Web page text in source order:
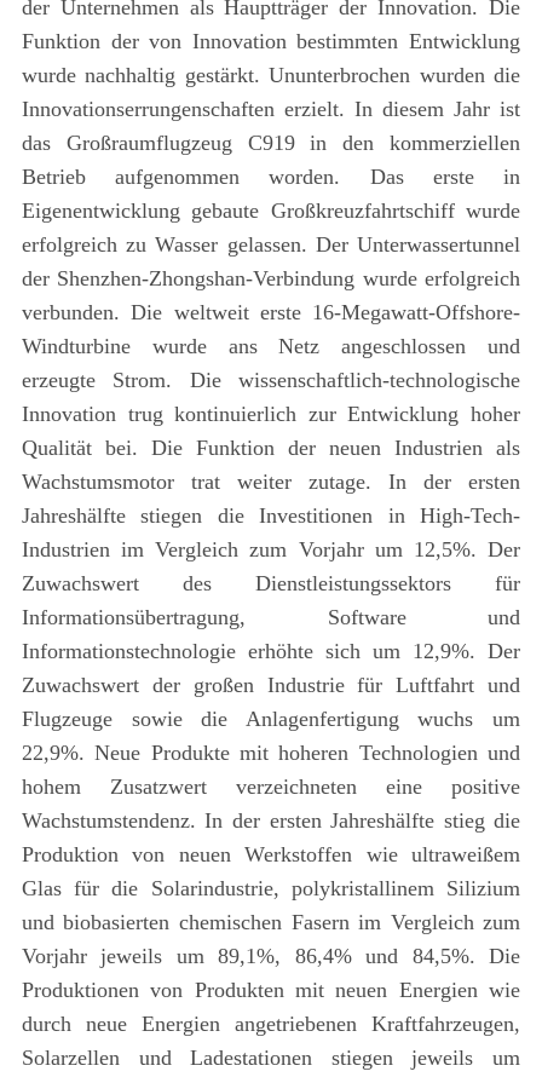
der Unternehmen als Hauptträger der Innovation. Die
Funktion der von Innovation bestimmten Entwicklung
wurde nachhaltig gestärkt. Ununterbrochen wurden die
Innovationserrungenschaften erzielt. In diesem Jahr ist
das Großraumflugzeug C919 in den kommerziellen
Betrieb aufgenommen worden. Das erste in
Eigenentwicklung gebaute Großkreuzfahrtschiff wurde
erfolgreich zu Wasser gelassen. Der Unterwassertunnel
der Shenzhen-Zhongshan-Verbindung wurde erfolgreich
verbunden. Die weltweit erste 16-Megawatt-Offshore-
Windturbine wurde ans Netz angeschlossen und
erzeugte Strom. Die wissenschaftlich-technologische
Innovation trug kontinuierlich zur Entwicklung hoher
Qualität bei. Die Funktion der neuen Industrien als
Wachstumsmotor trat weiter zutage. In der ersten
Jahreshälfte stiegen die Investitionen in High-Tech-
Industrien im Vergleich zum Vorjahr um 12,5%. Der
Zuwachswert des Dienstleistungssektors für
Informationsübertragung, Software und
Informationstechnologie erhöhte sich um 12,9%. Der
Zuwachswert der großen Industrie für Luftfahrt und
Flugzeuge sowie die Anlagenfertigung wuchs um
22,9%. Neue Produkte mit hoheren Technologien und
hohem Zusatzwert verzeichneten eine positive
Wachstumstendenz. In der ersten Jahreshälfte stieg die
Produktion von neuen Werkstoffen wie ultraweißem
Glas für die Solarindustrie, polykristallinem Silizium
und biobasierten chemischen Fasern im Vergleich zum
Vorjahr jeweils um 89,1%, 86,4% und 84,5%. Die
Produktionen von Produkten mit neuen Energien wie
durch neue Energien angetriebenen Kraftfahrzeugen,
Solarzellen und Ladestationen stiegen jeweils um